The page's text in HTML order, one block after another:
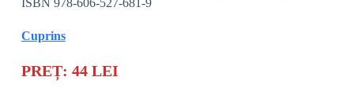
ISBN 978-606-527-681-9
Cuprins
PREȚ: 44 LEI